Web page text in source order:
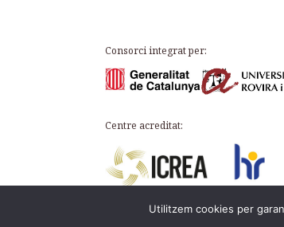
Consorci integrat per:
Centre acreditat:
Utilitzem cookies per